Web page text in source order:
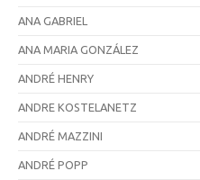
ANA GABRIEL
ANA MARIA GONZÁLEZ
ANDRÉ HENRY
ANDRE KOSTELANETZ
ANDRÉ MAZZINI
ANDRÉ POPP